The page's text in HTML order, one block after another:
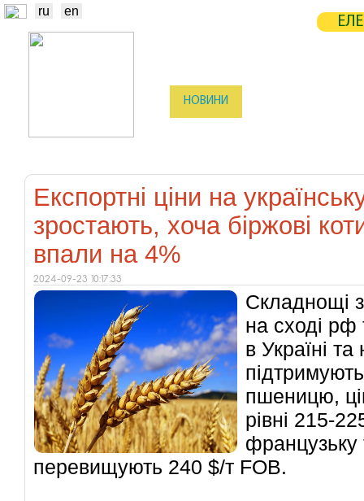
ru en
НОВИНИ
Експортні ціни на
зростають, хоча біржові
впали на 4%
2024-09-23 10:17:33
Складнощі
на сході рф
в Україні
пшеницю,
рівні 215-
перевищують 240 $/т FOB.